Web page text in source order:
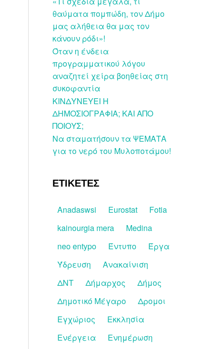
θαύματα πομπώδη, τον Δήμο
μας αλήθεια θα μας τον
κάνουν ρόδι»!
Όταν η ένδεια
προγραμματικού λόγου
αναζητεί χείρα βοηθείας στη
συκοφαντία
ΚΙΝΔΥΝΕΥΕΙ Η
ΔΗΜΟΣΙΟΓΡΑΦΙΑ; ΚΑΙ ΑΠΟ
ΠΟΙΟΥΣ;
Να σταματήσουν τα ΨΕΜΑΤΑ
για το νερό του Μυλοποτάμου!
ΕΤΙΚΕΤΕΣ
Anadaswsi Eurostat
Fotia
kainourgia mera
Medina
neo entypo
Έντυπο
Έργα
Ύδρευση
Ανακαίνιση
ΔΝΤ
Δήμαρχος
Δήμος
Δημοτικό Μέγαρο
Δρομοι
Εγχώριος
Εκκλησία
Ενέργεια
Ενημέρωση